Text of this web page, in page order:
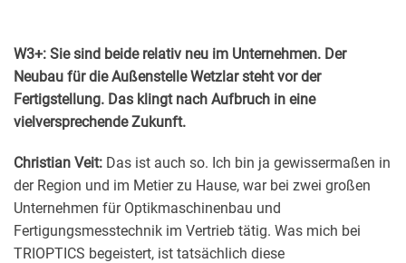
W3+: Sie sind beide relativ neu im Unternehmen. Der
Neubau für die Außenstelle Wetzlar steht vor der
Fertigstellung. Das klingt nach Aufbruch in eine
vielversprechende Zukunft.
Christian Veit: Das ist auch so. Ich bin ja gewissermaßen in
der Region und im Metier zu Hause, war bei zwei großen
Unternehmen für Optikmaschinenbau und
Fertigungsmesstechnik im Vertrieb tätig. Was mich bei
TRIOPTICS begeistert, ist tatsächlich diese